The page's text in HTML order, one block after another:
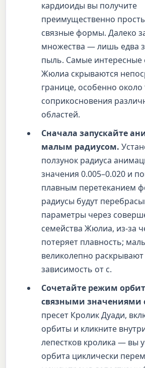
кардиоиды вы получите
преимущественно
связные формы. Далеко
множества — лишь едва
пыль. Самые интересные
Жюлиа скрываются
границе, особенно около
соприкосновения
областей.
Сначала запускайте
малым радиусом.
ползунок радиуса
значения 0.005–0.020 и
плавным перетеканием
радиусы будут
параметры через
семейства Жюлиа, из-за
потеряет плавность;
великолепно
зависимость от c.
Сочетайте режим
связными значениями
пресет Кролик Дуади,
орбиты и кликните
лепестков кролика — вы
орбита циклически